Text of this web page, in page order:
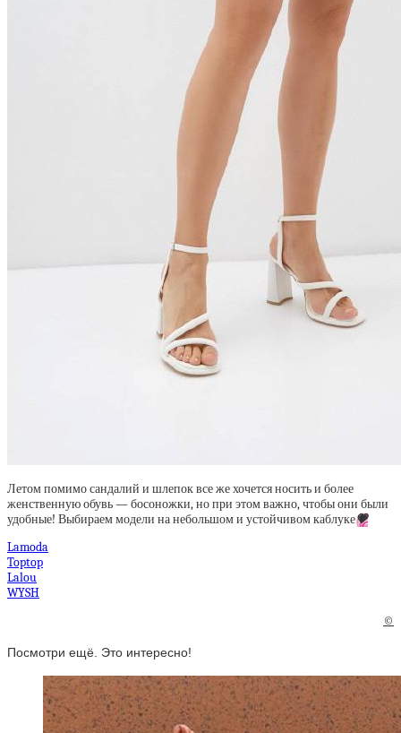
Летом помимо сандалий и шлепок все же хочется носить и более
женственную обувь — босоножки, но при этом важно, чтобы они были
удобные! Выбираем модели на небольшом и устойчивом каблуке💗
Lamoda
Toptop
Lalou
WYSH
©
Посмотри ещё. Это интересно!